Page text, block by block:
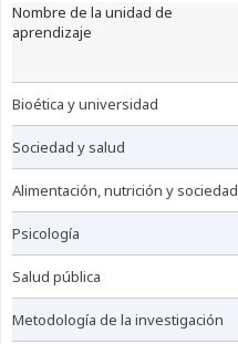
nombre de la unidad de
aprendizaje
bioética y universidad
sociedad y salud
alimentación, nutrición y sociedad
psicología
salud pública
metodología de la investigación